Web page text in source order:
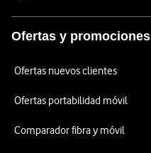
Ofertas y promociones
Ofertas nuevos clientes
Ofertas portabilidad móvil
Comparador fibra y móvil